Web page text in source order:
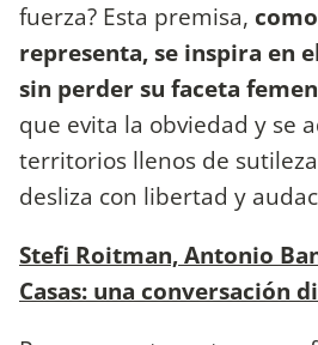
fuerza? Esta premisa,
representa, se inspira en
sin perder su faceta
que evita la obviedad y se
territorios llenos de
desliza con libertad y
Stefi Roitman, Antonio
Casas: una conversación